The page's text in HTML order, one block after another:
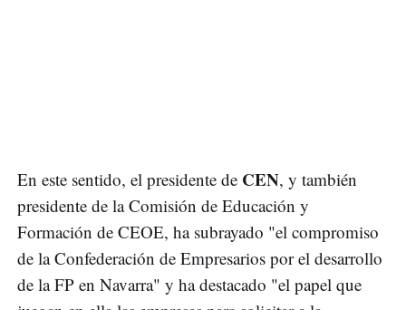
En este sentido, el presidente de CEN, y también
presidente de la Comisión de Educación y
Formación de CEOE, ha subrayado "el compromiso
de la Confederación de Empresarios por el desarrollo
de la FP en Navarra" y ha destacado "el papel que